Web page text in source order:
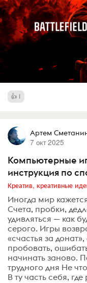
1
Артем
7 окт 2025
Компьютерные
инструкция по
Креатив, креативные
Иногда мир
Счета, пробки,
удивляться — как
серого. Игры
«счастья за
пробовать,
начинать заново.
трудного дня Не
В ту часть себя,